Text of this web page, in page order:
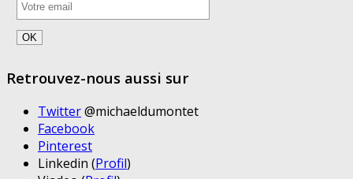
Retrouvez-nous aussi sur
Twitter@michaeldumontet
Facebook
Pinterest
Linkedin (Profil)